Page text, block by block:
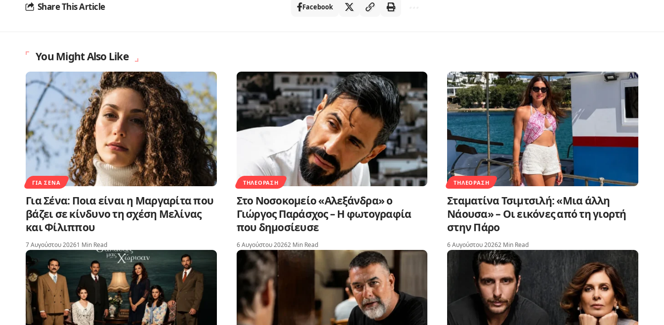
Share This Article Facebook
You Might Also Like
ΓΙΑ ΣΈΝΑ
Για Σένα: Ποια είναι η Μαργαρίτα που
βάζει σε κίνδυνο τη σχέση Μελίνας
και Φίλιππου
7 Αυγούστου 20261 Min Read
ΤΗΛΕΌΡΑΣΗ
Στο Νοσοκομείο «Αλεξάνδρα» ο
Γιώργος Παράσχος – Η φωτογραφία
που δημοσίευσε
6 Αυγούστου 20262 Min Read
ΤΗΛΕΌΡΑΣΗ
Σταματίνα Τσιμτσιλή: «Μια άλλη
Νάουσα» – Οι εικόνες από τη γιορτή
στην Πάρο
6 Αυγούστου 20262 Min Read